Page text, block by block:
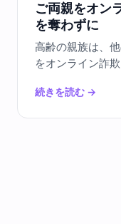
ご両親をオン
を奪わずに
高齢の親族は、
をオンライン詐
つ手助けをする
続きを読む →